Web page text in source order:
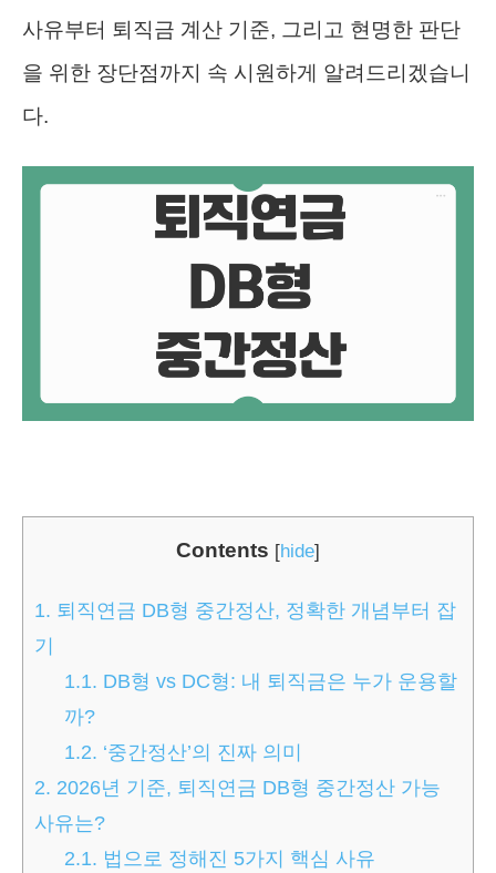
사유부터 퇴직금 계산 기준, 그리고 현명한 판단
을 위한 장단점까지 속 시원하게 알려드리겠습니
다.
Contents [hide]
1. 퇴직연금 DB형 중간정산, 정확한 개념부터 잡
기
1.1. DB형 vs DC형: 내 퇴직금은 누가 운용할
까?
1.2. ‘중간정산’의 진짜 의미
2. 2026년 기준, 퇴직연금 DB형 중간정산 가능
사유는?
2.1. 법으로 정해진 5가지 핵심 사유